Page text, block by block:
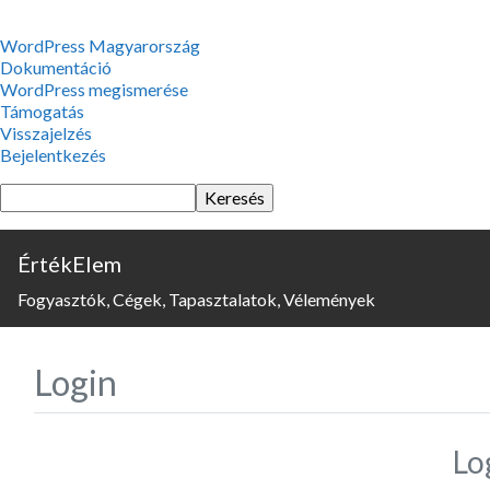
WordPress,
a
csodás
WordPress Magyarország
Dokumentáció
WordPress megismerése
Támogatás
Visszajelzés
Bejelentkezés
Keresés
ÉrtékElem
Fogyasztók, Cégek, Tapasztalatok, Vélemények
Login